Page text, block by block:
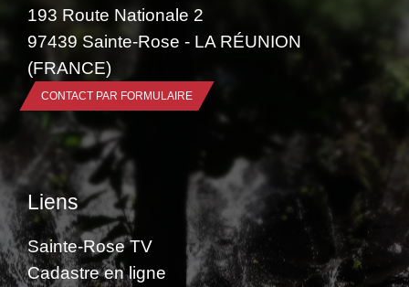
193 Route Nationale 2
97439 Sainte-Rose - LA RÉUNION
(FRANCE)
CONTACT PAR FORMULAIRE
Liens
Sainte-Rose TV
Cadastre en ligne